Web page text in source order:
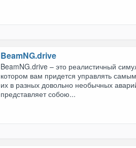
BeamNG.drive
BeamNG.drive – это реалистичный
котором вам придется управлять
их в разных довольно необычных
представляет собою...